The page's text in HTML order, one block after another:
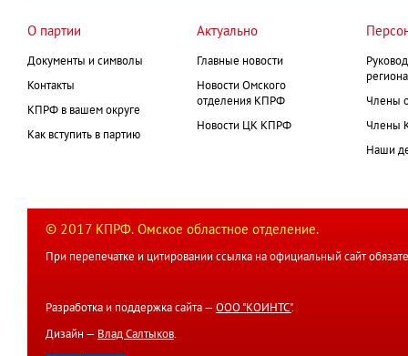
О партии
Документы и символы
Контакты
КПРФ в вашем округе
Как вступить в партию
Актуально
Главные новости
Новости Омского
отделения КПРФ
Новости ЦК КПРФ
Члены
Члены
Наши
© 2017 КПРФ. Омское областное отделение.
При перепечатке и цитировании ссылка на официальный сайт
Разработка и поддержка сайта — ООО "КОИНТС".
Дизайн — Влад Салтыков.